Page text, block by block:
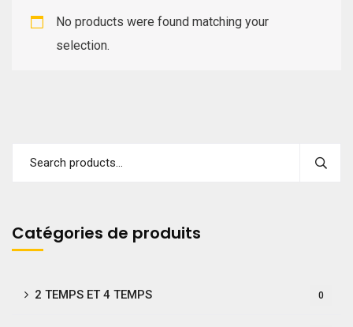
No products were found matching your
selection.
Catégories de produits
2 TEMPS ET 4 TEMPS 0